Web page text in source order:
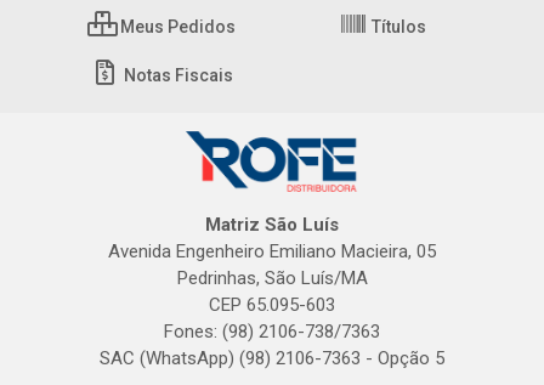
Meus Pedidos Títulos
Notas Fiscais
Matriz São Luís
Avenida Engenheiro Emiliano Macieira, 05
Pedrinhas, São Luís/MA
CEP 65.095-603
Fones: (98) 2106-738/7363
SAC (WhatsApp) (98) 2106-7363 - Opção 5